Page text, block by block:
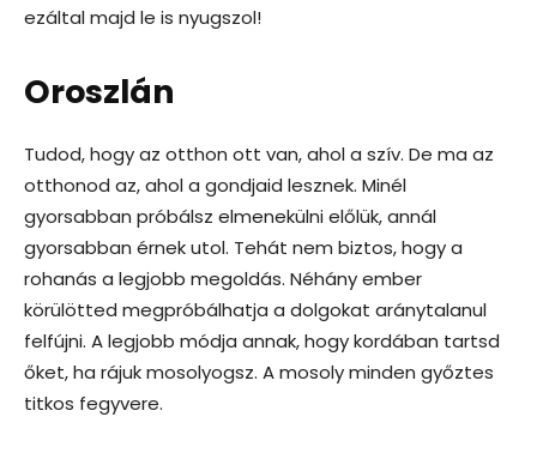
ezáltal majd le is nyugszol!
Oroszlán
Tudod, hogy az otthon ott van, ahol a szív. De ma az
otthonod az, ahol a gondjaid lesznek. Minél
gyorsabban próbálsz elmenekülni előlük, annál
gyorsabban érnek utol. Tehát nem biztos, hogy a
rohanás a legjobb megoldás. Néhány ember
körülötted megpróbálhatja a dolgokat aránytalanul
felfújni. A legjobb módja annak, hogy kordában tartsd
őket, ha rájuk mosolyogsz. A mosoly minden győztes
titkos fegyvere.